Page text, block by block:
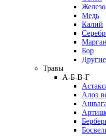
Железо
Медь
Калий
Бор
Травы
А-Б-В-Г
Алоэ